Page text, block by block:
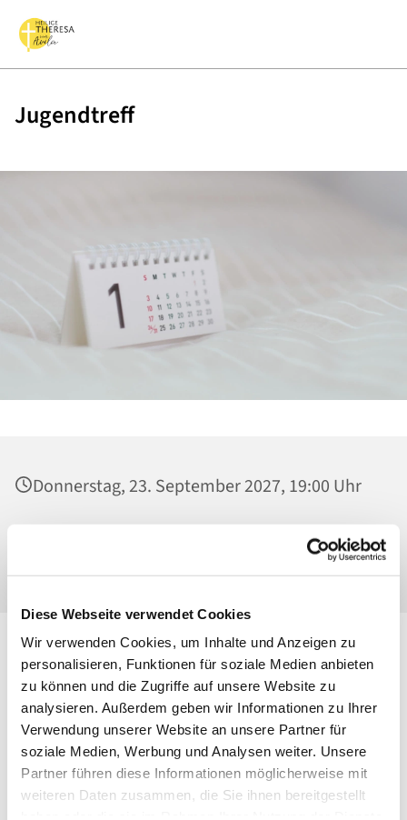
Diese Webseite verwendet Cookies
Wir verwenden Cookies, um Inhalte und Anzeigen zu
personalisieren, Funktionen für soziale Medien anbieten
zu können und die Zugriffe auf unsere Website zu
analysieren. Außerdem geben wir Informationen zu Ihrer
Verwendung unserer Website an unsere Partner für
soziale Medien, Werbung und Analysen weiter. Unsere
Partner führen diese Informationen möglicherweise mit
weiteren Daten zusammen, die Sie ihnen bereitgestellt
Jugendtreff
Donnerstag, 23. September 2027, 19:00 Uhr
St. Josef - Berlin Weißensee, Jugendkeller,